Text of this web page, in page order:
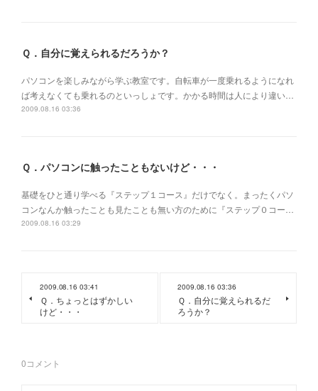
Ｑ．自分に覚えられるだろうか？
パソコンを楽しみながら学ぶ教室です。自転車が一度乗れるようになれ
ば考えなくても乗れるのといっしょです。かかる時間は人により違い…
2009.08.16 03:36
Ｑ．パソコンに触ったこともないけど・・・
基礎をひと通り学べる『ステップ１コース』だけでなく。まったくパソ
コンなんか触ったことも見たことも無い方のために『ステップ０コー…
2009.08.16 03:29
2009.08.16 03:41
Ｑ．ちょっとはずかしい
けど・・・
2009.08.16 03:36
Ｑ．自分に覚えられるだ
ろうか？
0コメント